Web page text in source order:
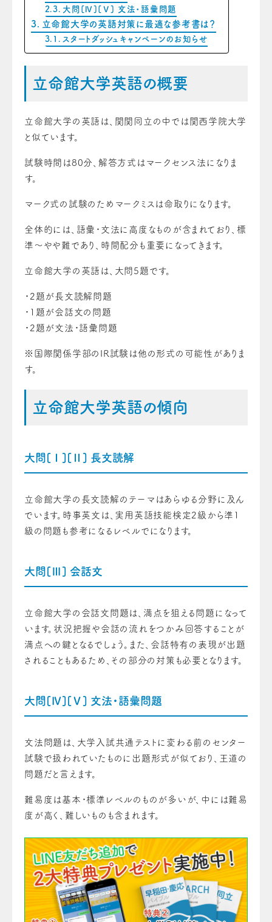
大問[Ⅳ][Ⅴ] 文法・語彙問題
立命館大学の英語対策に最適な参考書は？
スタートダッシュキャンペーンのお知らせ
立命館大学英語の概要
立命館大学の英語は、関関同立の中では関西学院大学
と似ています。
試験時間は80分、解答方式はマークセンス法になりま
す。
マーク式の試験のためマークミスは命取りになります。
全体的には、語彙・文法に高度なものが含まれており、標
準〜やや難であり、時間配分も重要になってきます。
立命館大学の英語は、大問5題です。
・2題が長文読解問題
・1題が会話文の問題
・2題が文法・語彙問題
※国際関係学部のIR試験は他の形式の可能性がありま
す。
立命館大学英語の傾向
大問[Ⅰ][Ⅱ] 長文読解
立命館大学の長文読解のテーマはあらゆる分野に及ん
でいます。時事英文は、実用英語技能検定2級から準1
級の問題も参考になるレベルでになります。
大問[Ⅲ] 会話文
立命館大学の会話文問題は、満点を狙える問題になって
います。状況把握や会話の流れをつかみ回答することが
満点への鍵となるでしょう。また、会話特有の表現が出題
されることもあるため、その部分の対策も必要となります。
大問[Ⅳ][Ⅴ] 文法・語彙問題
文法問題は、大学入試共通テストに変わる前のセンター
試験で扱われていたものに出題形式が似ており、王道の
問題だと言えます。
難易度は基本・標準レベルのものが多いが、中には難易
度が高く、難しいものも含まれます。